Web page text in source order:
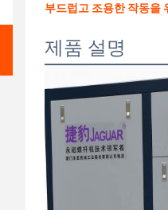
부드럽고 조용한 작동을
제품 설명